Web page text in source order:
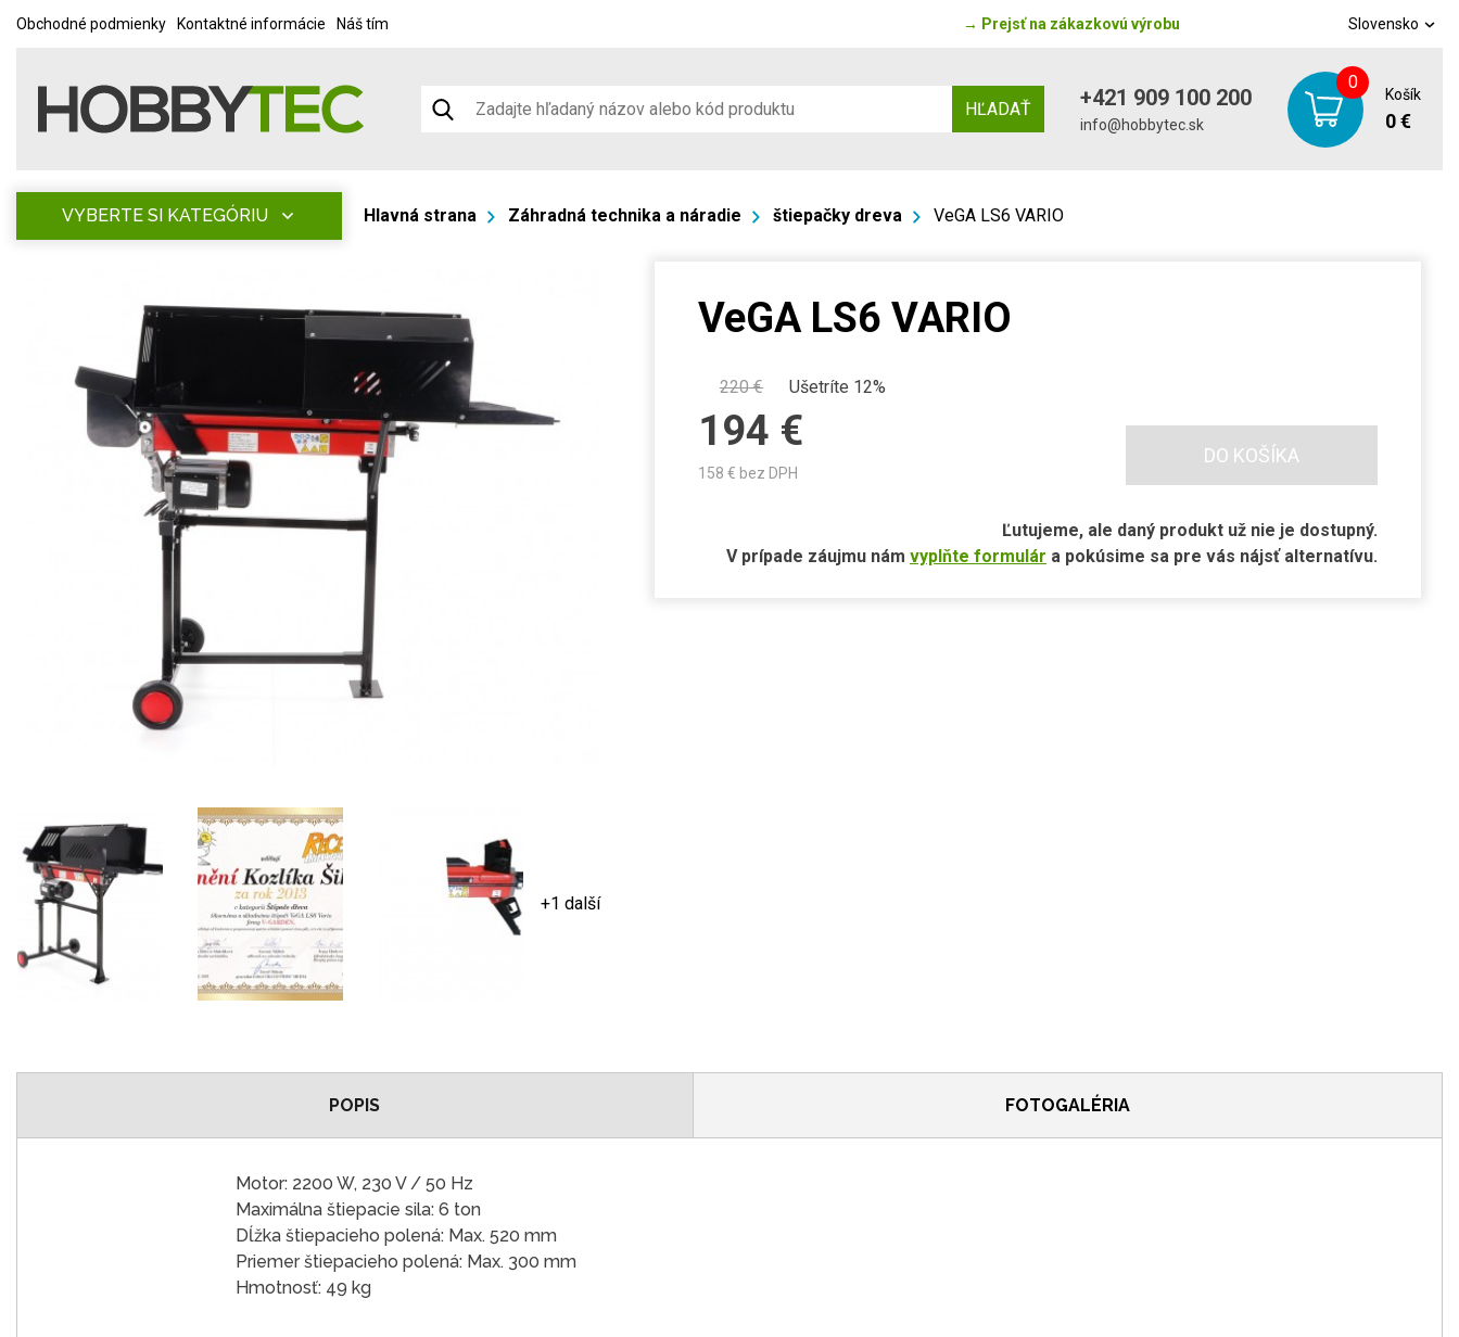
Obchodné podmienky Kontaktné informácie Náš tím → Prejsť na zákazkovú výrobu Slovensko
HĽADAŤ +421 909 100 200
info@hobbytec.sk
0
Košík
0 €
VYBERTE SI KATEGÓRIU Hlavná strana Záhradná technika a náradie štiepačky dreva VeGA LS6 VARIO
+1 další
VeGA LS6 VARIO
220€ Ušetríte 12%
194 €
158 € bez DPH
DO KOŠÍKA
Ľutujeme, ale daný produkt už nie je dostupný.
V prípade záujmu nám vyplňte formulár a pokúsime sa pre vás nájsť alternatívu.
POPIS FOTOGALÉRIA
Motor: 2200 W, 230 V / 50 Hz
Maximálna štiepacie sila: 6 ton
Dĺžka štiepacieho polená: Max. 520 mm
Priemer štiepacieho polená: Max. 300 mm
Hmotnosť: 49 kg